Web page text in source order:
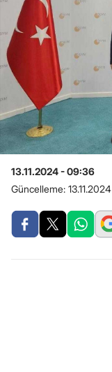
13.11.2024 - 09:36
Güncelleme: